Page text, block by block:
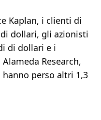
Kaplan, i clienti di
dollari, gli azionisti
di dollari e i
Research,
perso altri 1,3